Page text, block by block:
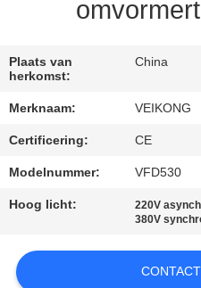
SITEMAP
PRIVACYBELEID
Plaats van
herkomst:
China
Merknaam: VEIKONG
Certificering: CE
Modelnummer: VFD530
Hoog licht: 220V
380V